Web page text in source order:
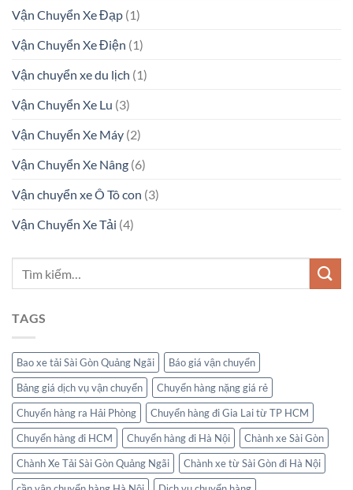
Vận Chuyển Xe Đạp (1)
Vận Chuyển Xe Điện (1)
Vận chuyển xe du lịch (1)
Vận Chuyển Xe Lu (3)
Vận Chuyển Xe Máy (2)
Vận Chuyển Xe Nâng (6)
Vận chuyển xe Ô Tô con (3)
Vận Chuyển Xe Tải (4)
TAGS
Bao xe tải Sài Gòn Quảng Ngãi
Báo giá vận chuyển
Bảng giá dịch vụ vận chuyển
Chuyển hàng nặng giá rẻ
Chuyển hàng ra Hải Phòng
Chuyển hàng đi Gia Lai từ TP HCM
Chuyển hàng đi HCM
Chuyển hàng đi Hà Nội
Chành xe Sài Gòn
Chành Xe Tải Sài Gòn Quảng Ngãi
Chành xe từ Sài Gòn đi Hà Nội